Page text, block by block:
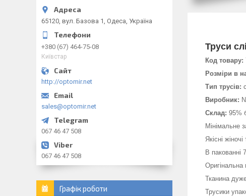
Труси
Код товару:
Розміри в
Тип трусів:
Виробник:
Склад: 95%
Мінімальне
Якісні
В пакованні
Оригінальна
Тканина
Трусики
65120, вул. Базова 1, Одеса, Україна
+380 (67) 464-75-08
Київстар
http://optomir.net
sales@optomir.net
067 46 47 508
067 46 47 508
Графік роботи